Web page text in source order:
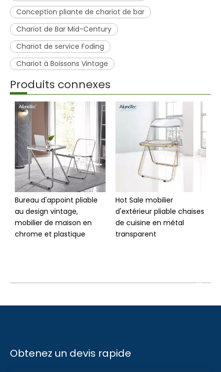
Conception pliante de chariot de bar
Chariot de Bar Mid-Century
Chariot de service Foding
Chariot à Boissons Vintage
Produits connexes
Bureau d'appoint pliable
au design vintage,
mobilier de maison en
chrome et plastique
Hot Sale mobilier
d'extérieur pliable chaises
de cuisine en métal
transparent
Obtenez un devis rapide